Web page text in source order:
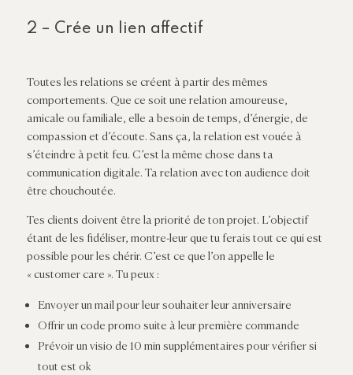
2 – Crée un lien affectif
Toutes les relations se créent à partir des mêmes
comportements. Que ce soit une relation amoureuse,
amicale ou familiale, elle a besoin de temps, d’énergie, de
compassion et d’écoute. Sans ça, la relation est vouée à
s’éteindre à petit feu. C’est la même chose dans ta
communication digitale. Ta relation avec ton audience doit
être chouchoutée.
Tes clients doivent être la priorité de ton projet. L’objectif
étant de les fidéliser, montre-leur que tu ferais tout ce qui est
possible pour les chérir. C’est ce que l’on appelle le
« customer care ». Tu peux :
Envoyer un mail pour leur souhaiter leur anniversaire
Offrir un code promo suite à leur première commande
Prévoir un visio de 10 min supplémentaires pour vérifier si
tout est ok